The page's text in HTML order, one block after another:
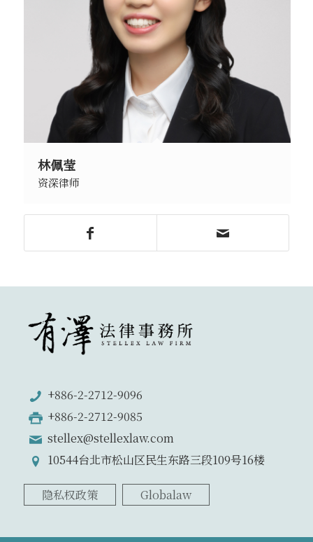
林佩莹
资深律师
+886-2-2712-9096
+886-2-2712-9085
stellex@stellexlaw.com
10544台北市松山区民生东路三段109号16楼
隐私权政策 Globalaw